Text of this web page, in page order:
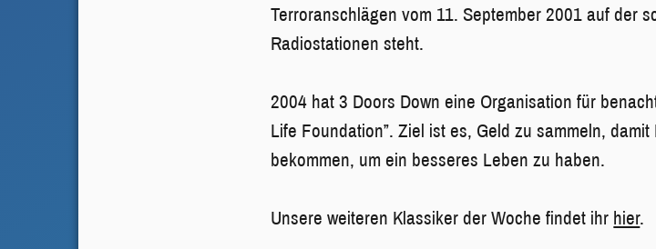
Terroranschlägen vom 11. September 2001 auf der
Radiostationen steht.
2004 hat 3 Doors Down eine Organisation für
Life Foundation”. Ziel ist es, Geld zu sammeln,
bekommen, um ein besseres Leben zu haben.
Unsere weiteren Klassiker der Woche findet ihr hier.